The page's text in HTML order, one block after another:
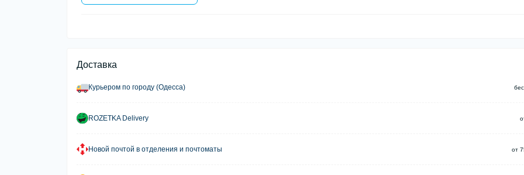
Доставка
Курьером по городу (Одесса)
ROZETKA Delivery
Новой почтой в отделения и почтоматы от